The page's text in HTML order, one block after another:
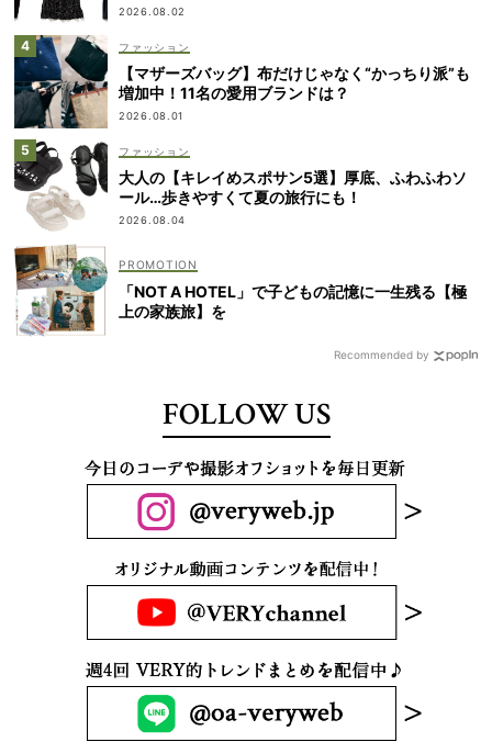
2026.08.02
ファッション
【マザーズバッグ】布だけじゃなく“かっちり派”も
増加中！11名の愛用ブランドは？
2026.08.01
ファッション
大人の【キレイめスポサン5選】厚底、ふわふわソ
ール…歩きやすくて夏の旅行にも！
2026.08.04
「NOT A HOTEL」で子どもの記憶に一生残る【極
上の家族旅】を
Recommended by
FOLLOW US